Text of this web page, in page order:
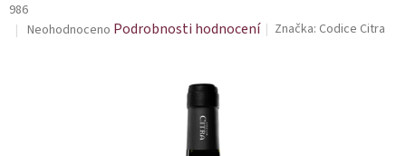
986
Průměrné hodnocení produktu je 0,0 z 5 hvězdiček.
Neohodnoceno Podrobnosti hodnocení Značka: Codice Citra